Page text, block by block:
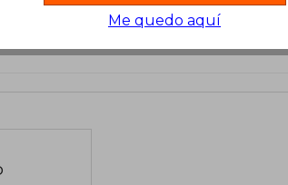
Blanda.
Me quedo aquí